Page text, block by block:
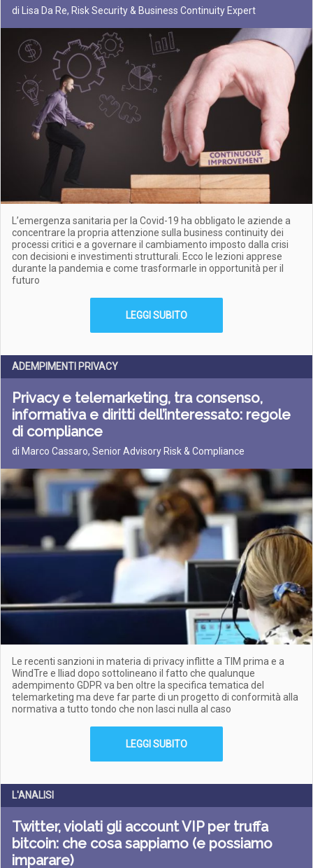
di Lisa Da Re, Risk Security & Business Continuity Expert
L’emergenza sanitaria per la Covid-19 ha obbligato le aziende a
concentrare la propria attenzione sulla business continuity dei
processi critici e a governare il cambiamento imposto dalla crisi
con decisioni e investimenti strutturali. Ecco le lezioni apprese
durante la pandemia e come trasformarle in opportunità per il
futuro
LEGGI SUBITO
ADEMPIMENTI PRIVACY
Privacy e telemarketing, tra consenso,
informativa e diritti dell’interessato: regole
di compliance
di Marco Cassaro, Senior Advisory Risk & Compliance
Le recenti sanzioni in materia di privacy inflitte a TIM prima e a
WindTre e Iliad dopo sottolineano il fatto che qualunque
adempimento GDPR va ben oltre la specifica tematica del
telemarketing ma deve far parte di un progetto di conformità alla
normativa a tutto tondo che non lasci nulla al caso
LEGGI SUBITO
L'ANALISI
Twitter, violati gli account VIP per truffa
bitcoin: che cosa sappiamo (e possiamo
imparare)